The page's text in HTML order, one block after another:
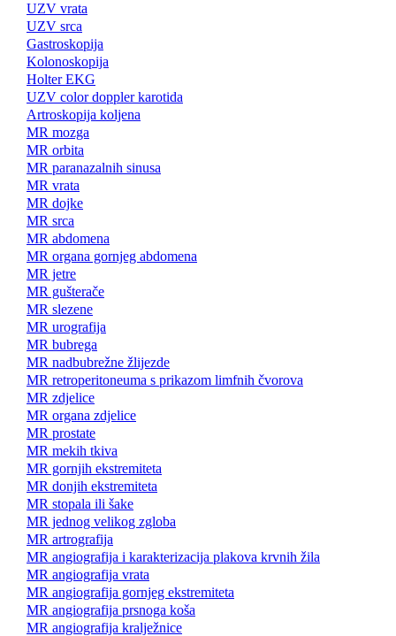
UZV vrata
UZV srca
Gastroskopija
Kolonoskopija
Holter EKG
UZV color doppler karotida
Artroskopija koljena
MR mozga
MR orbita
MR paranazalnih sinusa
MR vrata
MR dojke
MR srca
MR abdomena
MR organa gornjeg abdomena
MR jetre
MR gušterače
MR slezene
MR urografija
MR bubrega
MR nadbubrežne žlijezde
MR retroperitoneuma s prikazom limfnih čvorova
MR zdjelice
MR organa zdjelice
MR prostate
MR mekih tkiva
MR gornjih ekstremiteta
MR donjih ekstremiteta
MR stopala ili šake
MR jednog velikog zgloba
MR artrografija
MR angiografija i karakterizacija plakova krvnih žila
MR angiografija vrata
MR angiografija gornjeg ekstremiteta
MR angiografija prsnoga koša
MR angiografija kralježnice